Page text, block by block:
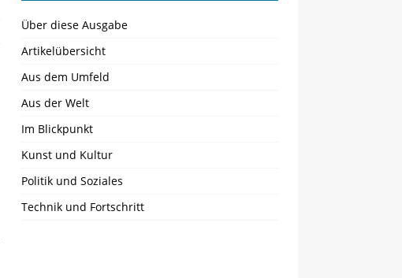
Über diese Ausgabe
Artikelübersicht
Aus dem Umfeld
Aus der Welt
Im Blickpunkt
Kunst und Kultur
Politik und Soziales
Technik und Fortschritt